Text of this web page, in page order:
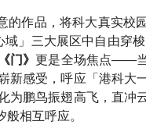
作品，将科大真实校
」三大展区中自由穿
《门》更是全场焦点——
感受，呼应「港科大
鹏鸟振翅高飞，直冲
相互呼应。